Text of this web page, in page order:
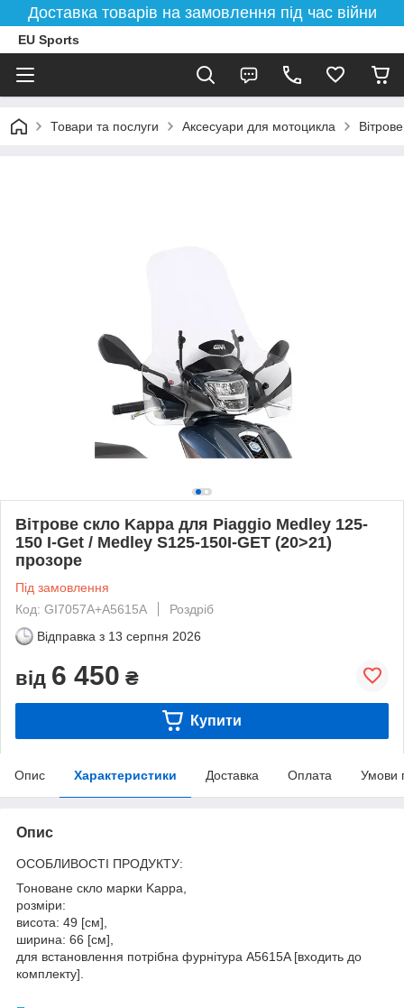
Доставка товарів на замовлення під час війни
EU Sports
Товари та послуги Аксесуари для мотоцикла
Вітрове скло Kappa для Piaggio Medley 125-
150 I-Get / Medley S125-150I-GET (20>21)
прозоре
Під замовлення
Код: GI7057A+A5615A
Роздріб
Відправка з 13 серпня 2026
від 6 450 ₴
Купити
Опис Характеристики Доставка Оплата Умови
Опис
ОСОБЛИВОСТІ ПРОДУКТУ:
Тоноване скло марки Kappa,
розміри:
висота: 49 [см],
ширина: 66 [см],
для встановлення потрібна фурнітура A5615A [входить до
комплекту].